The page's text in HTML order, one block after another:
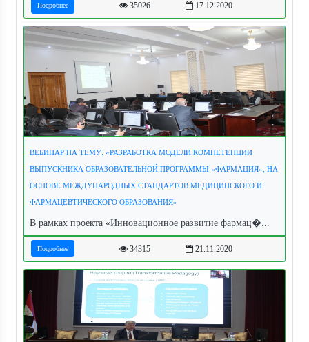
Подробнее 35026 17.12.2020
ВЕБИНАР НА ТЕМУ: «РАЗРАБОТКА МОДЕЛИ КОМПЕТЕНЦИИ
ВЫПУСКНИКА ОБРАЗОВАТЕЛЬНОЙ ПРОГРАММЫ «ФАРМАЦИЯ», НА
ОСНОВЕ МЕЖДУНАРОДНЫХ СТАНДАРТОВ МЕДИЦИНСКОГО И
ФАРМАЦЕВТИЧЕСКОГО ОБРАЗОВАНИЯ»
В рамках проекта «Инновационное развитие фармац�...
Подробнее 34315 21.11.2020